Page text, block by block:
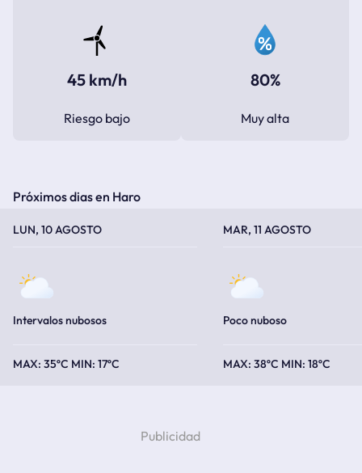
45 km/h
Riesgo bajo
80%
Muy alta
Próximos dias en Haro
LUN, 10 AGOSTO
Intervalos nubosos
35ºC 17ºC
MAR, 11 AGOSTO
Poco nuboso
38ºC 18ºC